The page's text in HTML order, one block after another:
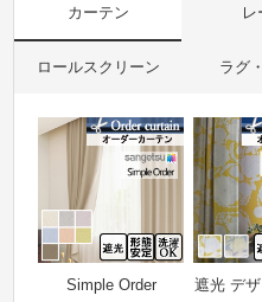
カーテン レ
ロールスクリーン ラグ
Simple Order
遮光 デ